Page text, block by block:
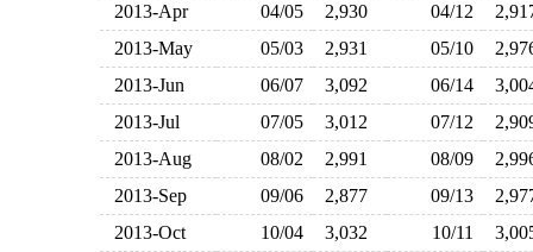
2013-Apr
04/05 2,930 04/12
2013-May
05/03 2,931 05/10
2013-Jun
06/07 3,092 06/14
2013-Jul
07/05 3,012 07/12
2013-Aug
08/02 2,991 08/09
2013-Sep
09/06 2,877 09/13
2013-Oct
10/04 3,032 10/11